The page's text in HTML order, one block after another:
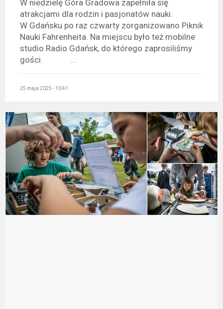
W niedzielę Góra Gradowa zapełniła się
atrakcjami dla rodzin i pasjonatów nauki.
W Gdańsku po raz czwarty zorganizowano Piknik
Nauki Fahrenheita. Na miejscu było też mobilne
studio Radio Gdańsk, do którego zaprosiliśmy
gości. ...
25 maja 2025 - 10:41